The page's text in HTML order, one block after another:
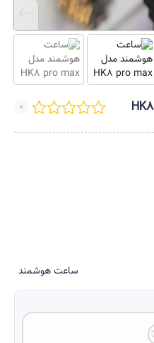
0
ساعت هوشمند